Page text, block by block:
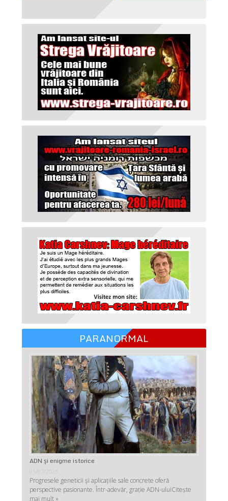
PARANORMAL
ADN şi enigme istorice
01/07/2025
Progresele geneticii şi aplicaţiile sale concrete oferă
perspective pasionante. Într-adevăr, graţie ADN-uluiCitește
mai mult »